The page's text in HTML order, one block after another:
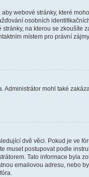
webové stránky, které
osobních
na kterou se
místem pro právní
mohl také
dvě věci. Pokud je ve
postupovat podle
Tato informace byla
emailovou adresu, nebo